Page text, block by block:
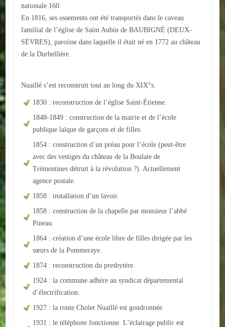
nationale 160.
En 1816, ses ossements ont été transportés dans le caveau
familial de l’église de Saint Aubin de BAUBIGNÉ (DEUX-
SÈVRES), paroisse dans laquelle il était né en 1772 au château
de la Durbellière.
Nuaillé s’est reconstruit tout au long du XIX°s.
1830 : reconstruction de l’église Saint-Étienne.
1848-1849 : construction de la mairie et de l’école
publique laïque de garçons et de filles.
1854 : construction d’un préau pour l’école (peut-être
avec des vestiges du château de la Boulaie de
Trémentines détruit à la révolution ?). Actuellement
agence postale.
1858 : installation d’un lavoir.
1858 : construction de la chapelle par monsieur l’abbé
Pineau.
1864 : création d’une école libre de filles dirigée par les
sœurs de la Pommeraye.
1874 : reconstruction du presbytère.
1924 : la commune adhère au syndicat départemental
d’électrification.
1927 : la route Cholet Nuaillé est goudronnée.
1931 : le téléphone fonctionne. L’éclairage public est